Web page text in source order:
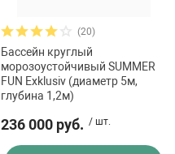
(20)
Бассейн круглый
морозоустойчивый SUMMER
FUN Exklusiv (диаметр 5м,
глубина 1,2м)
236 000 руб. / шт.